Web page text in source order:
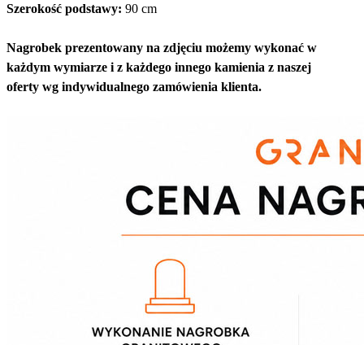
Szerokość podstawy: 90 cm
Nagrobek prezentowany na zdjęciu możemy wykonać w
każdym wymiarze i z każdego innego kamienia z naszej
oferty wg indywidualnego zamówienia klienta.